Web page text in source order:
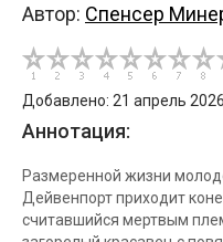
Автор: Спенсер
Добавлено: 21 апрель
Аннотация:
Размеренной жизни
Дейвенпорт приходит
считавшийся мертвым